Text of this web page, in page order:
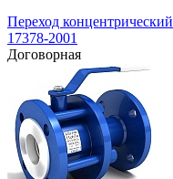
Переход
17378-2001
Договорная